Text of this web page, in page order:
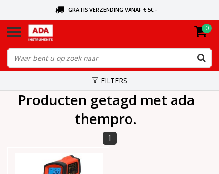
GRATIS VERZENDING VANAF € 50,-
VANDAAG BESTELD, VANDAAG VERZONDEN
0
FILTERS
Producten getagd met ada
thempro.
1